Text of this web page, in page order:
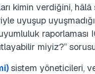
kimin verdiğini,
uyuşup
raporlaması
miyiz?”
sistem yöneticileri,